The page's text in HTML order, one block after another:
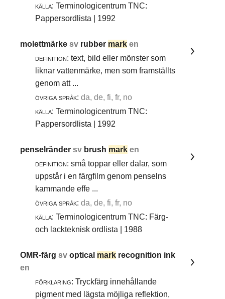
källa: Terminologicentrum TNC:
Pappersordlista | 1992
molettmärkesv rubber mark en
definition: text, bild eller mönster som
liknar vattenmärke, men som framställts
genom att ...
övriga språk: da, de, fi, fr, no
källa: Terminologicentrum TNC:
Pappersordlista | 1992
penselrändersv brush mark en
definition: små toppar eller dalar, som
uppstår i en färgfilm genom penselns
kammande effe ...
övriga språk: da, de, fi, fr, no
källa: Terminologicentrum TNC: Färg-
och lackteknisk ordlista | 1988
OMR-färgsvoptical mark recognition ink
en
förklaring: Tryckfärg innehållande
pigment med lägsta möjliga reflektion,